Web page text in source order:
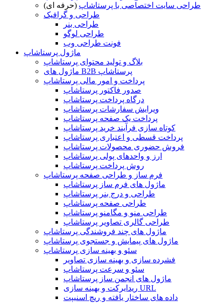
طراحی سایت اختصاصی با پرستاشاپ (حرفه ای)
طراحی و گرافیک
طراحی بنر
طراحی لوگو
فونت طراحی وب
ماژول پرستاشاپ
بلاگ و تولید محتوای پرستاشاپ
ماژول های B2B پرستاشاپ
پرداخت و امور مالی پرستاشاپ
صدور فاکتور پرستاشاپ
درگاه پرداخت پرستاشاپ
ویرایش سفارشات پرستاشاپ
پرداخت یک صفحه پرستاشاپ
کوتاه سازی فرآیند خرید پرستاشاپ
پرداخت قسطی و اعتباری پرستاشاپ
فروش حضوری محصولات پرستاشاپ
ارز و واحدهای پولی پرستاشاپ
روش پرداخت پرستاشاپ
فرم ساز و طراحی صفحه پرستاشاپ
ماژول های فرم ساز پرستاشاپ
طراحی و درج بنر پرستاشاپ
طراحی صفحه پرستاشاپ
طراحی منو و مگامنو پرستاشاپ
طراحی گالری تصاویر پرستاشاپ
ماژول های چند فروشندگی پرستاشاپ
ماژول های پیمایش و جستجوی پرستاشاپ
سئو و بهینه سازی پرستاشاپ
فشرده سازی و بهینه سازی تصاویر
سئو و سرعت پرستاشاپ
ماژول های انجمن ساز پرستاشاپ
ریدایرکت و بهینه سازی URL
داده های ساختار یافته و ریچ اسنیپت